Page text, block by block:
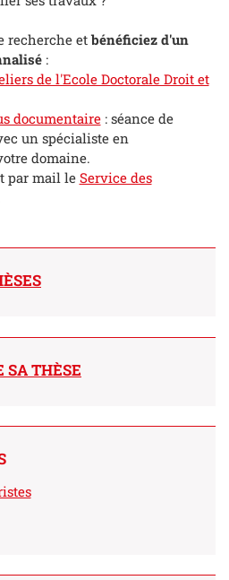
recherche etbénéficiez d'un
:
de l'Ecole Doctorale Droit et
documentaire: séance de
un spécialiste en
domaine.
par mail le Service des
SA THÈSE